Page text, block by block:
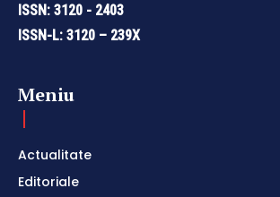
ISSN: 3120 - 2403
ISSN-L: 3120 – 239X
Meniu
Actualitate
Editoriale